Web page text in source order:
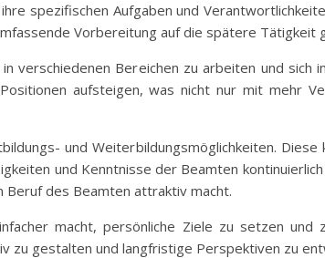
spezifischen Aufgaben und
Vorbereitung auf die spätere Tätigkeit
verschiedenen Bereichen zu arbeiten und sich
aufsteigen, was nicht nur mit mehr
und Weiterbildungsmöglichkeiten.
und Kenntnisse der Beamten
des Beamten attraktiv macht.
macht, persönliche Ziele zu setzen und
zu gestalten und langfristige Perspektiven zu